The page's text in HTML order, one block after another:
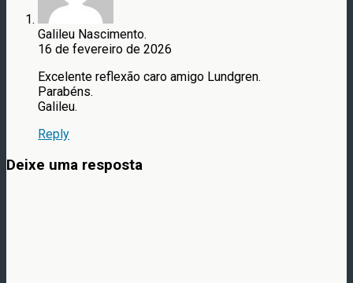
Galileu Nascimento.
16 de fevereiro de 2026
Excelente reflexão caro amigo Lundgren.
Parabéns.
Galileu.
Reply
Deixe uma resposta